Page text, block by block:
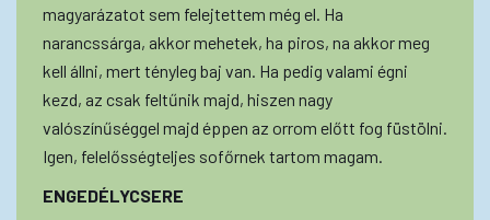
magyarázatot sem felejtettem még el. Ha
narancssárga, akkor mehetek, ha piros, na akkor meg
kell állni, mert tényleg baj van. Ha pedig valami égni
kezd, az csak feltűnik majd, hiszen nagy
valószínűséggel majd éppen az orrom előtt fog füstölni.
Igen, felelősségteljes sofőrnek tartom magam.
ENGEDÉLYCSERE